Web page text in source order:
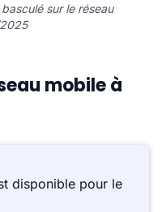
sur le réseau
mobile à
disponible pour le